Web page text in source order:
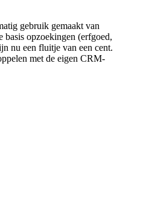
gebruik gemaakt van
basis opzoekingen (erfgoed,
nu een fluitje van een cent.
met de eigen CRM-